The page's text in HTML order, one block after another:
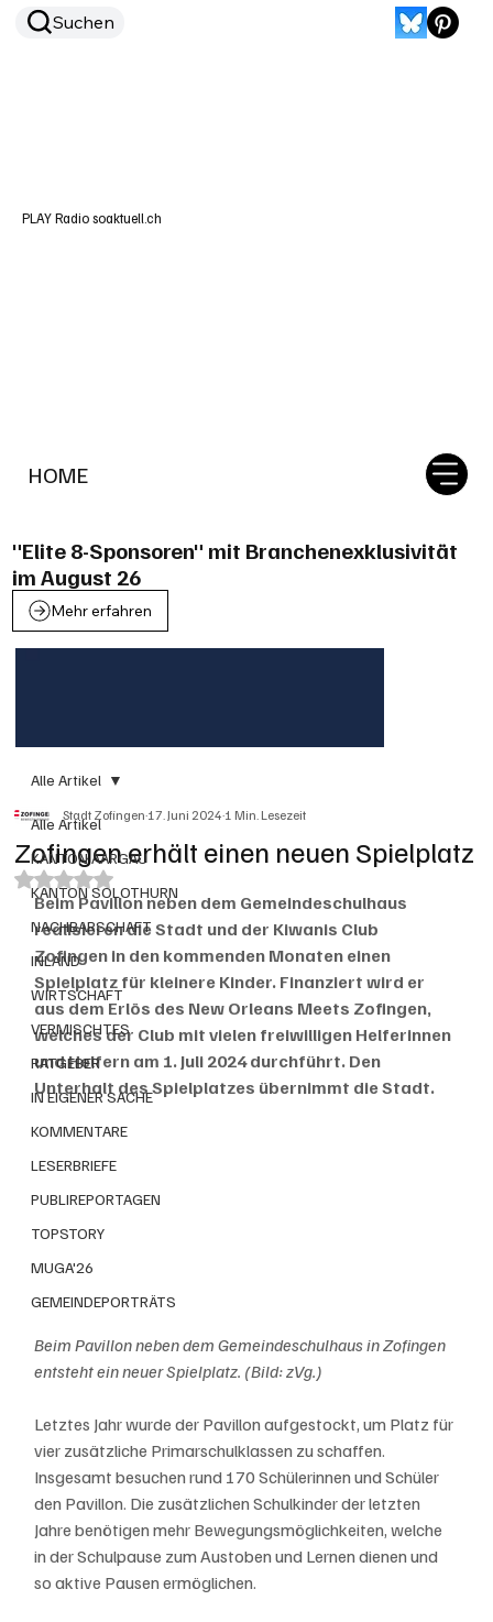
HOME
Suchen
PLAY Radio soaktuell.ch
"Elite 8-Sponsoren" mit Branchenexklusivität
im August 26
Mehr erfahren
Alle Artikel
KANTON AARGAU
KANTON SOLOTHURN
NACHBARSCHAFT
INLAND
WIRTSCHAFT
VERMISCHTES
RATGEBER
IN EIGENER SACHE
KOMMENTARE
LESERBRIEFE
PUBLIREPORTAGEN
TOPSTORY
MUGA'26
GEMEINDEPORTRÄTS
Alle Artikel
Zofingen erhält einen neuen Spielplatz
Stadt Zofingen17. Juni 20241 Min. Lesezeit
Mit NaN von 5 Sternen bewertet.
Beim Pavillon neben dem Gemeindeschulhaus
realisieren die Stadt und der Kiwanis Club
Zofingen in den kommenden Monaten einen
Spielplatz für kleinere Kinder. Finanziert wird er
aus dem Erlös des New Orleans Meets Zofingen,
welches der Club mit vielen freiwilligen Helferinnen
und Helfern am 1. Juli 2024 durchführt. Den
Unterhalt des Spielplatzes übernimmt die Stadt.
Beim Pavillon neben dem Gemeindeschulhaus in Zofingen
entsteht ein neuer Spielplatz. (Bild: zVg.)
Letztes Jahr wurde der Pavillon aufgestockt, um Platz für
vier zusätzliche Primarschulklassen zu schaffen.
Insgesamt besuchen rund 170 Schülerinnen und Schüler
den Pavillon. Die zusätzlichen Schulkinder der letzten
Jahre benötigen mehr Bewegungsmöglichkeiten, welche
in der Schulpause zum Austoben und Lernen dienen und
so aktive Pausen ermöglichen.